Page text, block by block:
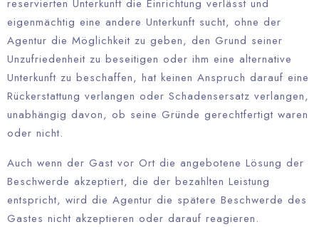
reservierten Unterkunft die Einrichtung verlässt und
eigenmächtig eine andere Unterkunft sucht, ohne der
Agentur die Möglichkeit zu geben, den Grund seiner
Unzufriedenheit zu beseitigen oder ihm eine alternative
Unterkunft zu beschaffen, hat keinen Anspruch darauf eine
Rückerstattung verlangen oder Schadensersatz verlangen,
unabhängig davon, ob seine Gründe gerechtfertigt waren
oder nicht.
Auch wenn der Gast vor Ort die angebotene Lösung der
Beschwerde akzeptiert, die der bezahlten Leistung
entspricht, wird die Agentur die spätere Beschwerde des
Gastes nicht akzeptieren oder darauf reagieren.